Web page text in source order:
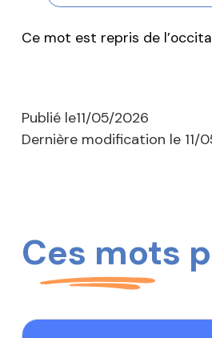
Ce mot est repris de
Publié le11/05/2026
Dernière modification le 11/
Ces mots